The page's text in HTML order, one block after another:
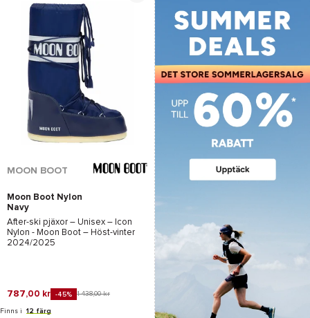
MOON BOOT
Moon Boot Nylon
Navy
After-ski pjäxor – Unisex – Icon
Nylon - Moon Boot – Höst-vinter
2024/2025
787,00 kr -45% 1 438,00 kr
Finns i 12 färg